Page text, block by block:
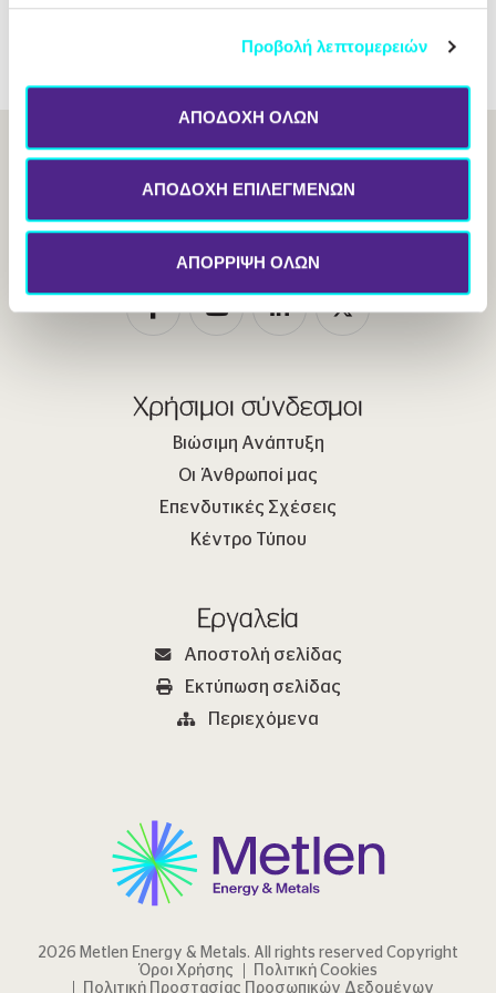
Προβολή λεπτομερειών
ΑΠΟΔΟΧΗ ΟΛΩΝ
ΑΠΟΔΟΧΗ ΕΠΙΛΕΓΜΕΝΩΝ
ΑΠΟΡΡΙΨΗ ΟΛΩΝ
Ακολουθήστε μας
Χρήσιμοι σύνδεσμοι
Βιώσιμη Ανάπτυξη
Οι Άνθρωποί μας
Επενδυτικές Σχέσεις
Κέντρο Τύπου
Εργαλεία
Αποστολή σελίδας
Εκτύπωση σελίδας
Περιεχόμενα
2026 Metlen Εnergy & Metals. All rights reserved Copyright
Όροι Χρήσης
Πολιτική Cookies
Πολιτική Προστασίας Προσωπικών Δεδομένων